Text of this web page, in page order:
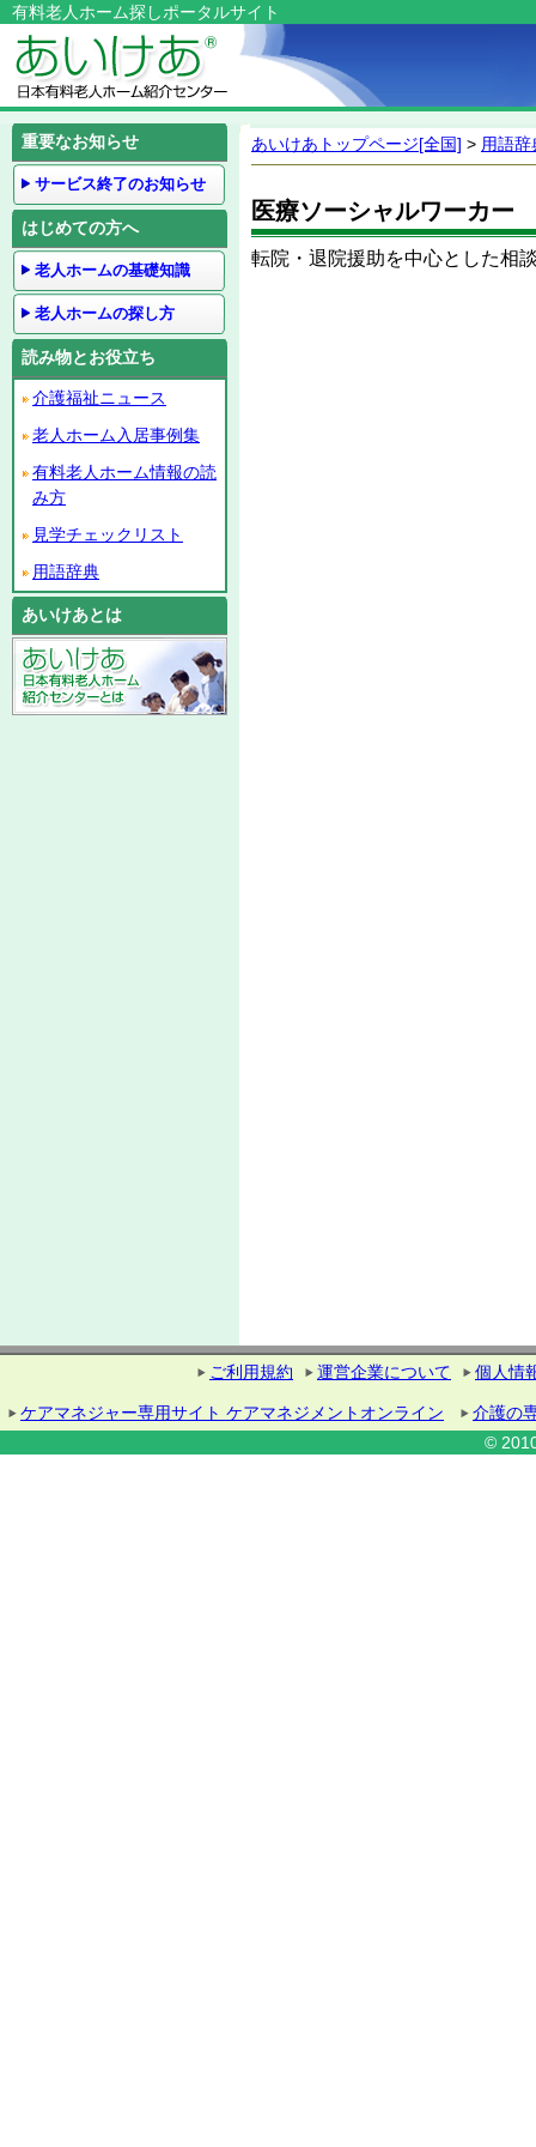
有料老人ホーム探しポータルサイト
あいけあトップページ[全国] > 用語辞
医療ソーシャルワーカー
転院・退院援助を中心とした相
重要なお知らせ
サービス終了のお知らせ
はじめての方へ
老人ホームの基礎知識
老人ホームの探し方
読み物とお役立ち
介護福祉ニュース
老人ホーム入居事例集
有料老人ホーム情報の読
み方
見学チェックリスト
用語辞典
あいけあとは
ご利用規約 運営企業について 個人情
ケアマネジャー専用サイト ケアマネジメントオンライン
介護の
©